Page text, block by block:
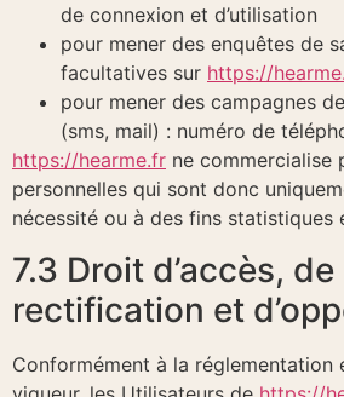
de connexion et d’utilisation
pour mener des enquêtes de
facultatives sur https://
pour mener des campagnes
(sms, mail) : numéro de
https://hearme.fr ne commercialise
personnelles qui sont donc
nécessité ou à des fins statistiques
7.3 Droit d’accès, de
rectification et
Conformément à la réglementation